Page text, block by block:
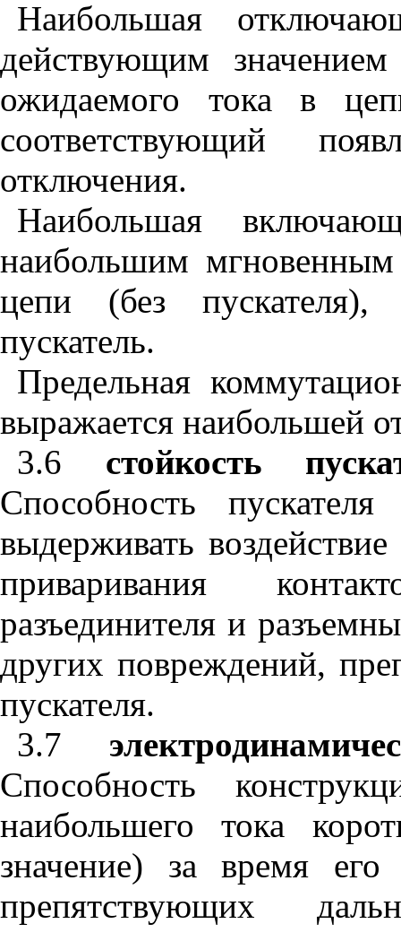
Наибольшая
действующим
значением
ожидаемого
тока в
соответствующий
отключения.
Наибольшая
наибольшим мгновенным
цепи (без пускателя
пускатель.
Предельная
выражается наибольшей
3.6
стойкость
Способность
пускателя
выдерживать воздействие
приваривания
разъединителя и
других повреждений,
пускателя.
3.7
Способность
наибольшего
тока
значение) за время
его
препятствующих